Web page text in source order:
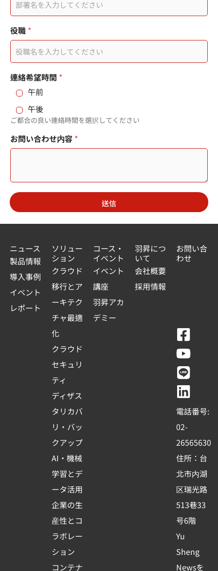
t
e
s
+
1
役職 *
連絡希望時間 *
午前
午後
ご都合の良い連絡時間を選択してください
お問い合わせ内容 *
送信
ニュース
製品情報
導入事例
イベント
レポート
ソリュー
ション
クラウド
移行とア
ーキテク
チャ最適
化
クラウド
セキュリ
ティ
ディザス
タリカバ
リ・バッ
クアップ
AI・機械
学習とデ
ータ活用
企業の生
産性とコ
ラボレー
ション
コンテナ
コース・
イベント
イベント
講座
羽昇アカ
デミー
羽昇につ
いて
会社概要
採用情報
お問い合
わせ
F
a
c
e
b
o
o
k
-
s
q
u
a
r
e
Y
o
u
t
u
b
e
L
i
n
e
L
i
n
k
e
d
i
n
電話番号:
02-
26565630
住所：台
北市内湖
区瑞光路
513巷33
号6階
Yu
Sheng
Newsを